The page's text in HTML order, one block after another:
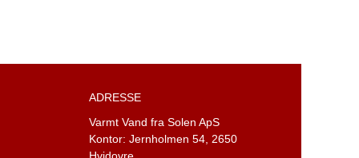
ADRESSE
Varmt Vand fra Solen ApS
Kontor: Jernholmen 54, 2650